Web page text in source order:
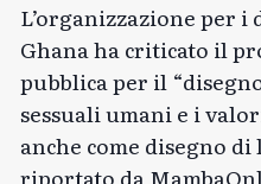
L’organizzazione per
Ghana ha criticato il
pubblica per il
sessuali umani e i
anche come disegno
riportato da